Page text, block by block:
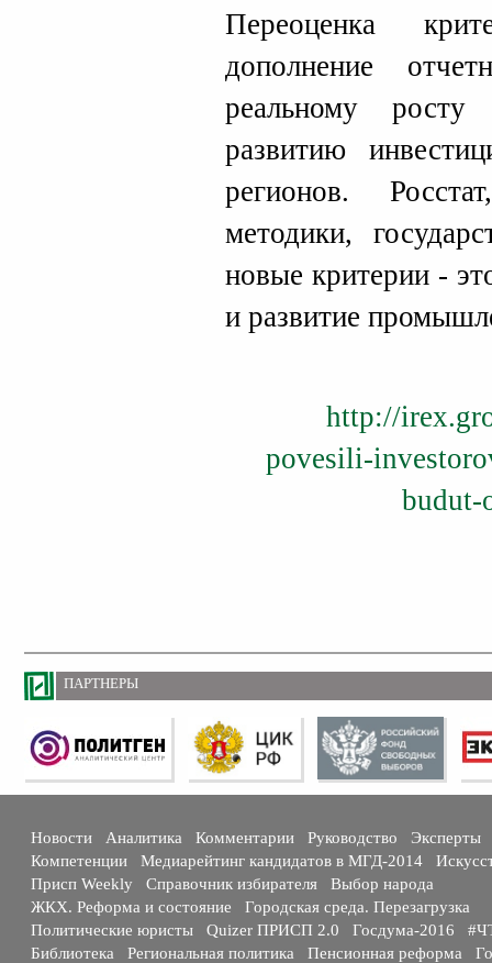
Переоценка
дополнение
реальному
развитию
регионов.
методики,
новые критерии -
и развитие
http://
povesili-
budut-
ПАРТНЕРЫ
Новости Аналитика Комментарии Руководство
Эксперты
Компетенции
Медиарейтинг кандидатов в МГД-2014
Присп Weekly
Справочник избирателя
Выбор народа
ЖКХ. Реформа и состояние
Городская среда. Перезагрузка
Политические юристы
Quizer ПРИСП 2.0 Госдума-2016
Библиотека
Региональная политика Пенсионная реформа